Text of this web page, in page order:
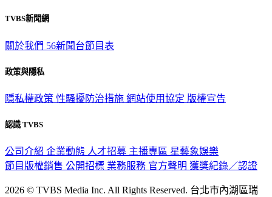
TVBS新聞網
關於我們 56新聞台節目表
政策與隱私
隱私權政策 性騷擾防治措施 網站使用協定 版權宣告
認識 TVBS
公司介紹 企業動態 人才招募 主播專區 星藝象娛樂
節目版權銷售 公開招標 業務服務 官方聲明 獲獎紀錄／認證
2026 © TVBS Media Inc. All Rights Reserved. 台北市內湖區瑞